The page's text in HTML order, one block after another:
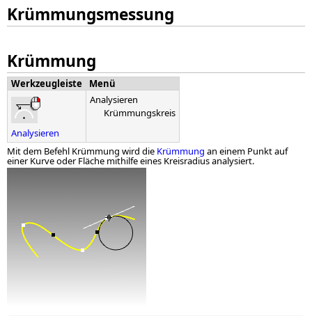
Krümmungsmessung
Krümmung
Werkzeugleiste Menü
Analysieren
Analysieren
Krümmungskreis
Mit dem Befehl Krümmung wird die Krümmung an einem Punkt auf
einer Kurve oder Fläche mithilfe eines Kreisradius analysiert.